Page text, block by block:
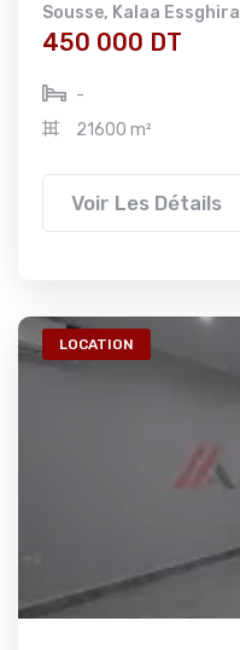
Sousse, Kalaa Essghira
450 000 DT
-
21600 m²
Voir Les Détails
LOCATION